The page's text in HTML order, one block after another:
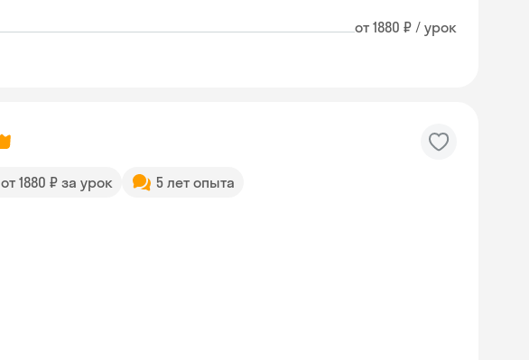
от 1880 ₽ / урок
от 1880 ₽ за урок 5 лет опыта